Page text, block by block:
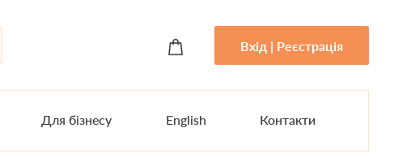
Вхід | Реєстрація
Для бізнесу English Контакти